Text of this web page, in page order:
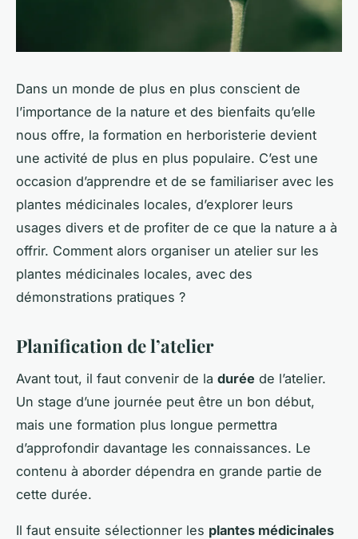
Dans un monde de plus en plus conscient de
l’importance de la nature et des bienfaits qu’elle
nous offre, la formation en herboristerie devient
une activité de plus en plus populaire. C’est une
occasion d’apprendre et de se familiariser avec les
plantes médicinales locales, d’explorer leurs
usages divers et de profiter de ce que la nature a à
offrir. Comment alors organiser un atelier sur les
plantes médicinales locales, avec des
démonstrations pratiques ?
Planification de l’atelier
Avant tout, il faut convenir de la durée de l’atelier.
Un stage d’une journée peut être un bon début,
mais une formation plus longue permettra
d’approfondir davantage les connaissances. Le
contenu à aborder dépendra en grande partie de
cette durée.
Il faut ensuite sélectionner les plantes médicinales